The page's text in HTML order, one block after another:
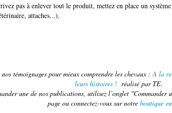
pas à enlever tout le produit, mettez en place un
attaches...).
nos témoignages pour mieux comprendre les chevaux :A la
leurs histoires ! réalisé par TE.
une de nos publications, utilisez l’onglet "Commander
page ou connectez-vous sur notre boutique